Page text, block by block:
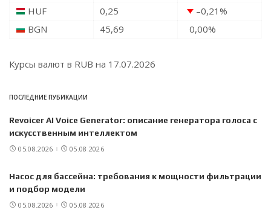
HUF
0,25 –0,21%
BGN
45,69 0,00%
Курсы валют в RUB на 17.07.2026
ПОСЛЕДНИЕ ПУБИКАЦИИ
Revoicer AI Voice Generator: описание генератора голоса с
искусственным интеллектом
05.08.2026 05.08.2026
Насос для бассейна: требования к мощности фильтрации
и подбор модели
05.08.2026 05.08.2026